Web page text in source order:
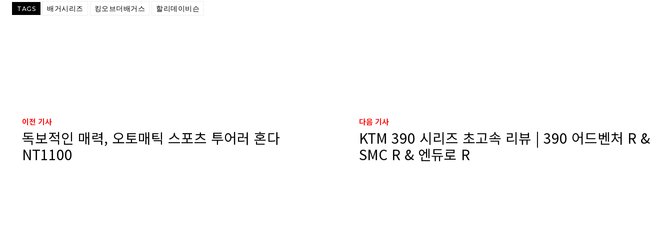
TAGS 배거시리즈 킹오브더배거스 할리데이비슨
이전 기사
독보적인 매력, 오토매틱 스포츠 투어러 혼다
NT1100
다음 기사
KTM 390 시리즈 초고속 리뷰 | 390 어드벤처 R &
SMC R & 엔듀로 R